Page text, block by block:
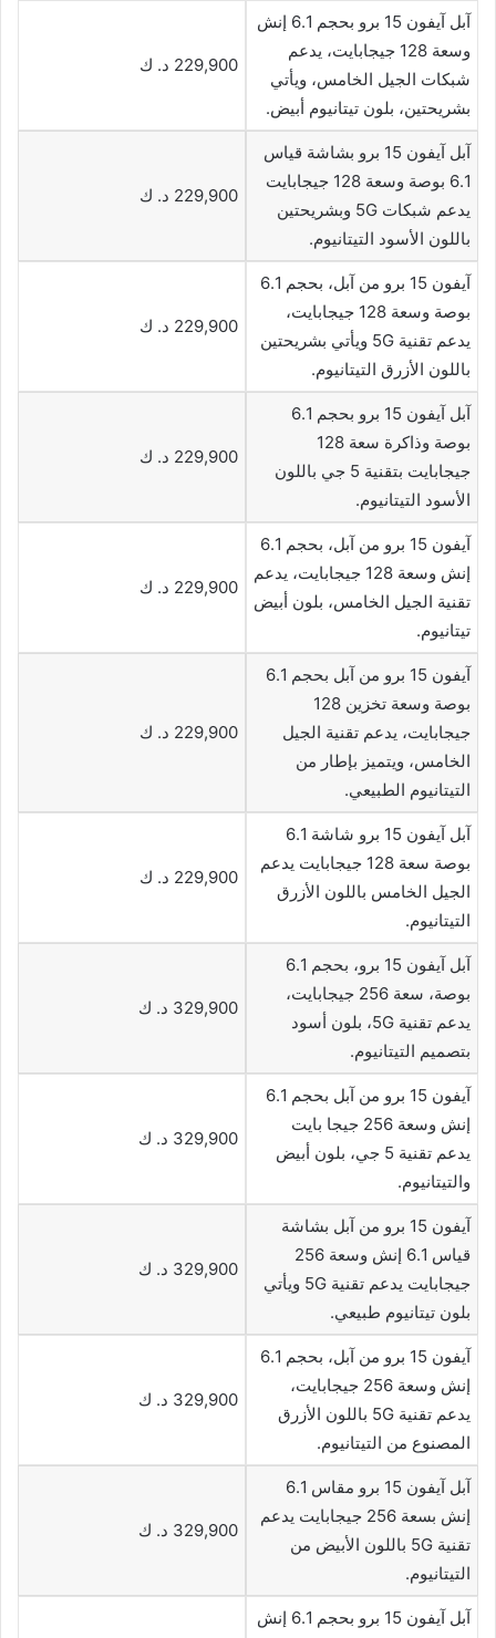
آبل آيفون 15 برو بحجم 6.1 إنش
وسعة 128 جيجابايت، يدعم
شبكات الجيل الخامس، ويأتي
بشريحتين، بلون تيتانيوم أبيض.
229,900 د. ك
آبل آيفون 15 برو بشاشة قياس
6.1 بوصة وسعة 128 جيجابايت
يدعم شبكات 5G وبشريحتين
باللون الأسود التيتانيوم.
229,900 د. ك
آيفون 15 برو من آبل، بحجم 6.1
بوصة وسعة 128 جيجابايت،
يدعم تقنية 5G ويأتي بشريحتين
باللون الأزرق التيتانيوم.
229,900 د. ك
آبل آيفون 15 برو بحجم 6.1
بوصة وذاكرة سعة 128
جيجابايت بتقنية 5 جي باللون
الأسود التيتانيوم.
229,900 د. ك
آيفون 15 برو من آبل، بحجم 6.1
إنش وسعة 128 جيجابايت، يدعم
تقنية الجيل الخامس، بلون أبيض
تيتانيوم.
229,900 د. ك
آيفون 15 برو من آبل بحجم 6.1
بوصة وسعة تخزين 128
جيجابايت، يدعم تقنية الجيل
الخامس، ويتميز بإطار من
التيتانيوم الطبيعي.
229,900 د. ك
آبل آيفون 15 برو شاشة 6.1
بوصة سعة 128 جيجابايت يدعم
الجيل الخامس باللون الأزرق
التيتانيوم.
229,900 د. ك
آبل آيفون 15 برو، بحجم 6.1
بوصة، سعة 256 جيجابايت،
يدعم تقنية 5G، بلون أسود
بتصميم التيتانيوم.
329,900 د. ك
آيفون 15 برو من آبل بحجم 6.1
إنش وسعة 256 جيجا بايت
يدعم تقنية 5 جي، بلون أبيض
والتيتانيوم.
329,900 د. ك
آيفون 15 برو من آبل بشاشة
قياس 6.1 إنش وسعة 256
جيجابايت يدعم تقنية 5G ويأتي
بلون تيتانيوم طبيعي.
329,900 د. ك
آيفون 15 برو من آبل، بحجم 6.1
إنش وسعة 256 جيجابايت،
يدعم تقنية 5G باللون الأزرق
المصنوع من التيتانيوم.
329,900 د. ك
آبل آيفون 15 برو مقاس 6.1
إنش بسعة 256 جيجابايت يدعم
تقنية 5G باللون الأبيض من
التيتانيوم.
329,900 د. ك
آبل آيفون 15 برو بحجم 6.1 إنش